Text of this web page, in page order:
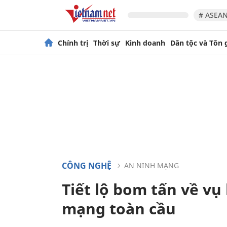
#
Chính trị Thời sự Kinh doanh Dân tộc và Tôn
CÔNG NGHỆ AN NINH MẠNG
Tiết lộ bom tấn về
mạng toàn cầu